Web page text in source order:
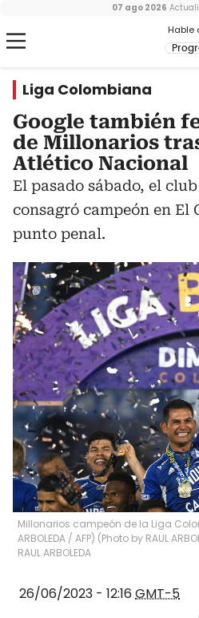
Hable
07 ago 2026
Liga Colombiana
Google también
de Millonarios
Atlético Nacional
El pasado sábado, el
consagró campeón en El
punto penal.
Millonarios campeón de la Liga
ARBOLEDA / AFP) (Photo by RAUL
RAUL ARBOLEDA
26/06/2023 - 12:16 GMT-5